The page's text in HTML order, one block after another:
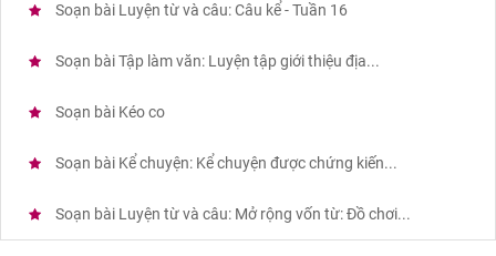
Soạn bài Luyện từ và câu: Câu kể - Tuần 16
Soạn bài Tập làm văn: Luyện tập giới thiệu địa...
Soạn bài Kéo co
Soạn bài Kể chuyện: Kể chuyện được chứng kiến...
Soạn bài Luyện từ và câu: Mở rộng vốn từ: Đồ chơi...